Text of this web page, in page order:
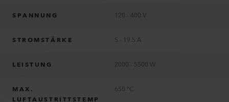
SPANNUNG 120 - 400 V
STROMSTÄRKE 5 - 19.5 A
LEISTUNG 2000 - 5500 W
MAX.
LUFTAUSTRITTSTEMP
650 °C